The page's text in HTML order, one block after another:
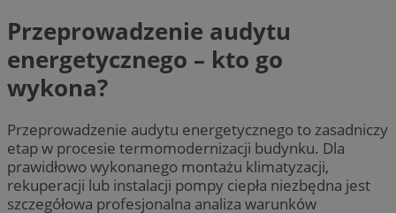
Przeprowadzenie audytu
energetycznego – kto go
wykona?
Przeprowadzenie audytu energetycznego to zasadniczy
etap w procesie termomodernizacji budynku. Dla
prawidłowo wykonanego montażu klimatyzacji,
rekuperacji lub instalacji pompy ciepła niezbędna jest
szczegółowa profesjonalna analiza warunków